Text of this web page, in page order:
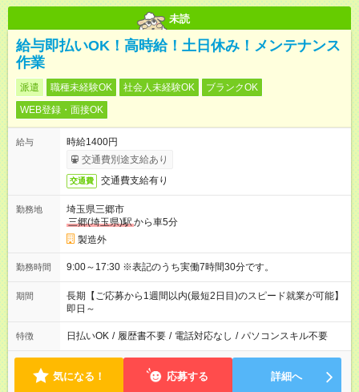
未読
給与即払いOK！高時給！土日休み！メンテナンス
作業
派遣 職種未経験OK 社会人未経験OK
ブランクOK
WEB登録・面接OK
給与
時給1400円
交通費別途支給あり
交通費 交通費支給有り
勤務地
埼玉県三郷市
三郷(埼玉県)駅から車5分
製造外
勤務時間 9:00～17:30 ※表記のうち実働7時間30分です。
期間
長期【ご応募から1週間以内(最短2日目)のスピード就業が可能】
即日～
特徴 日払いOK / 履歴書不要 / 電話対応なし / パソコンスキル不要
気になる！ 応募する 詳細へ